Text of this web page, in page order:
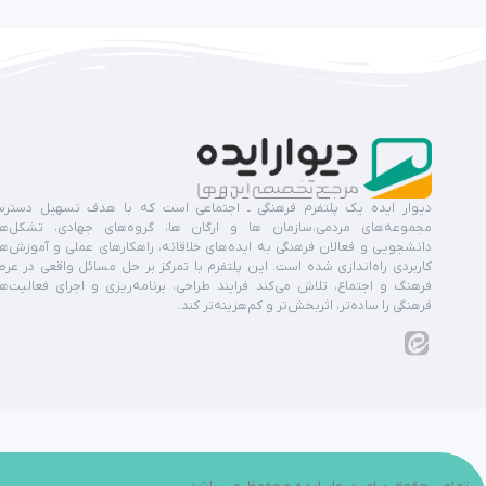
دیوار ایده یک پلتفرم فرهنگی ـ اجتماعی است که با هدف تسهیل
مجموعه‌های مردمی،سازمان ها و ارگان ها، گروه‌های جهادی،
دانشجویی و فعالان فرهنگی به ایده‌های خلاقانه، راهکارهای عملی و
کاربردی راه‌اندازی شده است. این پلتفرم با تمرکز بر حل مسائل واقعی در
فرهنگ و اجتماع، تلاش می‌کند فرایند طراحی، برنامه‌ریزی و اجرای
فرهنگی را ساده‌تر، اثربخش‌تر و کم‌هزینه‌تر کند.